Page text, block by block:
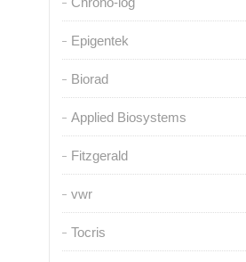
Epigentek
Biorad
Applied Biosystems
Fitzgerald
vwr
Tocris